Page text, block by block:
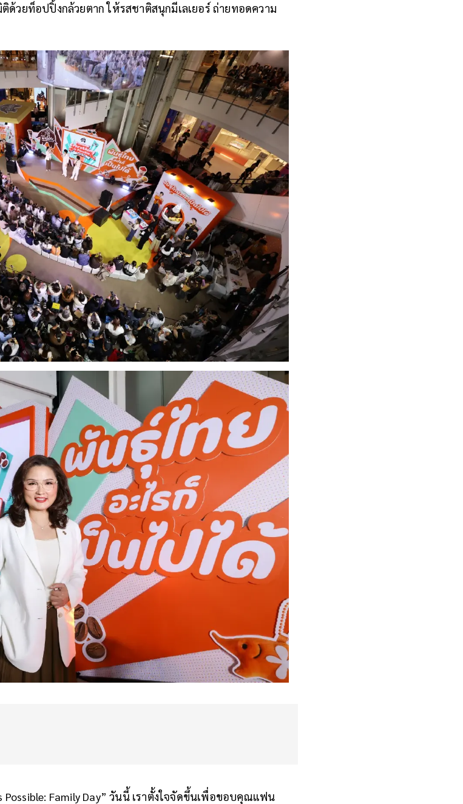
ด้วยท็อปปิ้งกล้วยตาก ให้รสชาติสนุกมีเลเยอร์ ถ่ายทอดความ
Family Day” วันนี้ เราตั้งใจจัดขึ้นเพื่อขอบคุณแฟน